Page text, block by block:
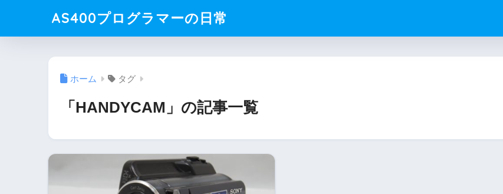
AS400プログラマーの日常
ホーム タグ
「HANDYCAM」の記事一覧